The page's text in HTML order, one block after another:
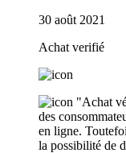
30 août 2021
Achat verifié
"Achat
des
en ligne.
la possibilité de